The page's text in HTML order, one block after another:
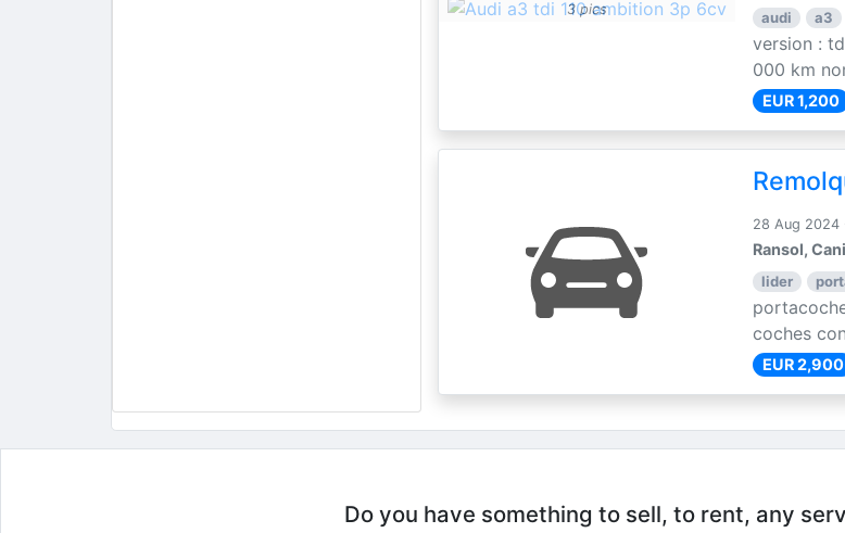
3 pics audi a3
version :
000 km
EUR 1,200
28 Aug 2024
Ransol,
lider
coches
EUR 2,900
Do you have something to sell, to rent, any